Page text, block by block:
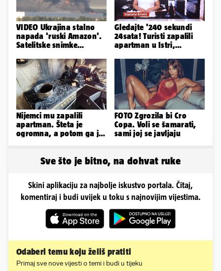
VIDEO Ukrajina stalno
napada 'ruski Amazon'.
Satelitske snimke
Gledajte '240 sekundi
24sata! Turisti zapalili
apartman u Istri,
završena'
Nijemci mu zapalili
apartman. Šteta je
ogromna, a potom ga je
FOTO Zgrozila bi Cro
Copa. Voli se šamarati,
sami joj se javljaju
Sve što je bitno, na dohvat ruke
Skini aplikaciju za najbolje iskustvo portala. Čitaj,
komentiraj i budi uvijek u toku s najnovijim vijestima.
Odaberi temu koju želiš pratiti
Primaj sve nove vijesti o temi i budi u tijeku